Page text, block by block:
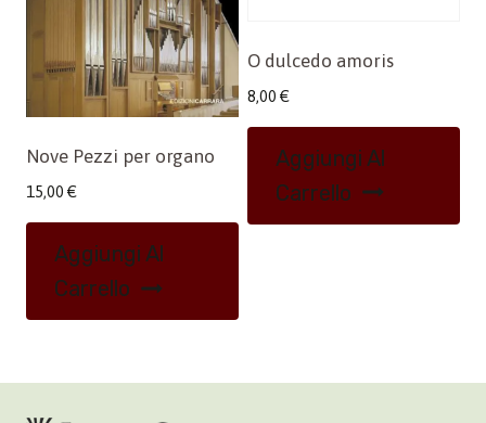
Nove Pezzi per organo
15,00 €
Aggiungi Al
Carrello
O dulcedo amoris
8,00 €
Aggiungi Al
Carrello